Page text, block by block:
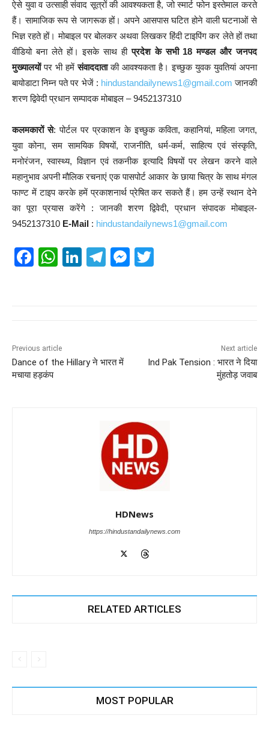
ऐसे युवा व उत्साही संवाद सूत्रों की आवश्यकता है, जो स्मार्ट फोन इस्तेमाल करते
हैं। सामाजिक रूप से जागरूक हों। अपने आसपास घटित होने वाली घटनाओं से
भिज्ञ रहते हों। मोबाइल पर बोलकर अथवा लिखकर हिंदी टाइपिंग कर लेते हों तथा
वीडियो बना लेते हों। इसके साथ हीप्रदेश के सभी 18 मण्डल और जनपद
मुख्यालयोंपर भी हमेंसंवाददाताकी आवश्यकता है। इच्छुक युवक युवतियां अपना
बायोडाटा निम्न पते पर भेजें : hindustandailynews1@gmail.com जानकी
शरण द्विवेदी प्रधान सम्पादक मोबाइल – 9452137310
कलमकारों से: पोर्टल पर प्रकाशन के इच्छुक कविता, कहानियां, महिला जगत,
युवा कोना, सम सामयिक विषयों, राजनीति, धर्म-कर्म, साहित्य एवं संस्कृति,
मनोरंजन, स्वास्थ्य, विज्ञान एवं तकनीक इत्यादि विषयों पर लेखन करने वाले
महानुभाव अपनी मौलिक रचनाएं एक पासपोर्ट आकार के छाया चित्र के साथ मंगल
फाण्ट में टाइप करके हमें प्रकाशनार्थ प्रेषित कर सकते हैं। हम उन्हें स्थान देने
का पूरा प्रयास करेंगे : जानकी शरण द्विवेदी, प्रधान संपादक मोबाइल-
9452137310 E-Mail : hindustandailynews1@gmail.com
F
o
o
W
p
p
Li
T
m
M
Previous article
Dance of the Hillary ने भारत में
मचाया हड़कंप
Next article
Ind Pak Tension : भारत ने दिया
मुंहतोड़ जवाब
HDNews
https://hindustandailynews.com
RELATED ARTICLES
MOST POPULAR